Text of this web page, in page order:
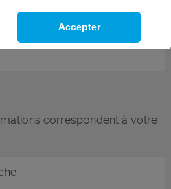
Découvrez nos formations
correspondent à votre
Accepter